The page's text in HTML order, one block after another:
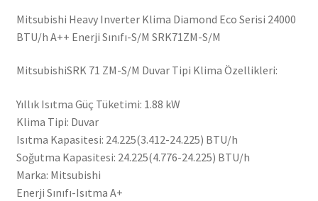
Mitsubishi Heavy Inverter Klima Diamond Eco Serisi 24000
BTU/h A++ Enerji Sınıfı-S/M SRK71ZM-S/M
MitsubishiSRK 71 ZM-S/M Duvar Tipi Klima Özellikleri:
Yıllık Isıtma Güç Tüketimi: 1.88 kW
Klima Tipi: Duvar
Isıtma Kapasitesi: 24.225(3.412-24.225) BTU/h
Soğutma Kapasitesi: 24.225(4.776-24.225) BTU/h
Marka: Mitsubishi
Enerji Sınıfı-Isıtma A+